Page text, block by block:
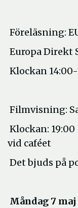
Föreläsning:
Europa Direkt
Klockan 14:00-
Filmvisning:
Klockan:
vid caféet
Det bjuds på
Måndag 7 maj